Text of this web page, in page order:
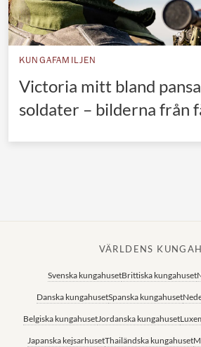
Belgiska
Jordanska
Luxemburgska
Japanska kejsarhuset
Thailändska
KUNGAFAMILJEN
Victoria mitt bland
soldater – bilderna från
VÄRLDENS
Svenska kungahusetBrittiska kungahuset
Danska kungahusetSpanska kungahuset
Belgiska kungahusetJordanska kungahuset
Japanska kejsarhusetThailändska kungahuset